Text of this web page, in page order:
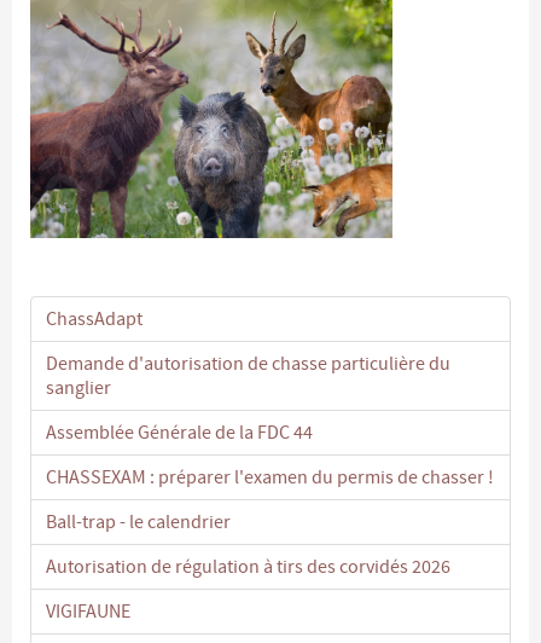
ChassAdapt
Demande d'autorisation de chasse particulière du
sanglier
Assemblée Générale de la FDC 44
CHASSEXAM : préparer l'examen du permis de chasser !
Ball-trap - le calendrier
Autorisation de régulation à tirs des corvidés 2026
VIGIFAUNE